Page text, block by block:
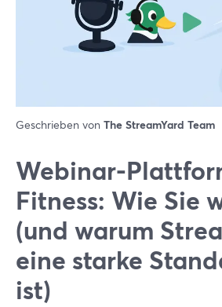
Geschrieben von The StreamYard Team
Webinar-
Fitness: Wie Sie
(und warum
eine starke
ist)